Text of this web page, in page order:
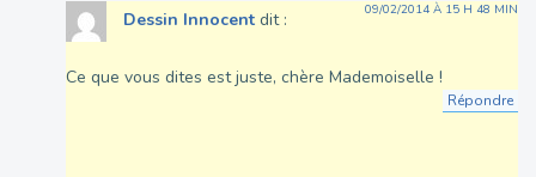
Dessin Innocent dit : 09/02/2014 À 15 H 48 MIN
Ce que vous dites est juste, chère Mademoiselle !
Répondre